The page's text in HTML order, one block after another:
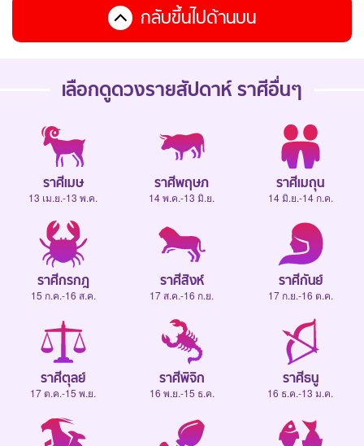
กลับขึ้นไปด้านบน
เลือกดูดวงรายสัปดาห์ ราศีอื่นๆ
ราศีเมษ
13 เม.ย.-13 พ.ค.
ราศีพฤษภ
14 พ.ค.-13 มิ.ย.
ราศีเมถุน
14 มิ.ย.-14 ก.ค.
ราศีกรกฎ
15 ก.ค.-16 ส.ค.
ราศีสิงห์
17 ส.ค.-16 ก.ย.
ราศีกันย์
17 ก.ย.-16 ต.ค.
ราศีตุลย์
17 ต.ค.-15 พ.ย.
ราศีพิจิก
16 พ.ย.-15 ธ.ค.
ราศีธนู
16 ธ.ค.-13 ม.ค.